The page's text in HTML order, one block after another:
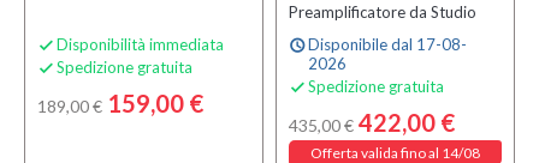
 Disponibilità immediata
 Spedizione gratuita
189,00 € 159,00 €
Preamplificatore da Studio
scheduleDisponibile dal 17-08-
2026
 Spedizione gratuita
435,00 € 422,00 €
Offerta valida fino al 14/08